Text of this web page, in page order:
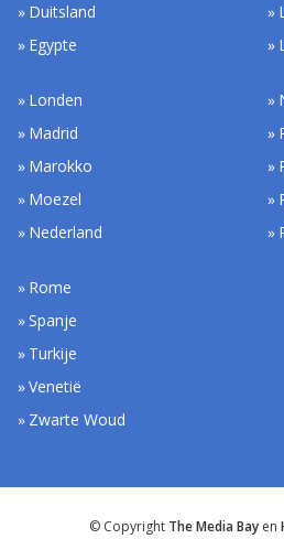
Duitsland
Egypte
Londen
Madrid
Marokko
Moezel
Nederland
Rome
Spanje
Turkije
Venetië
Zwarte Woud
© Copyright The Media Bay en